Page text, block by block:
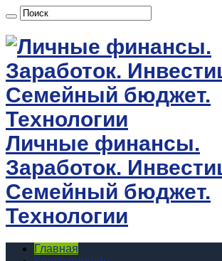
Личные финансы.
Заработок.
Семейный бюджет.
Технологии
Главная